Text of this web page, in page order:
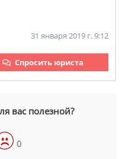
31 января 2019 г. 9:12
Спросить юриста
вас полезной?
0